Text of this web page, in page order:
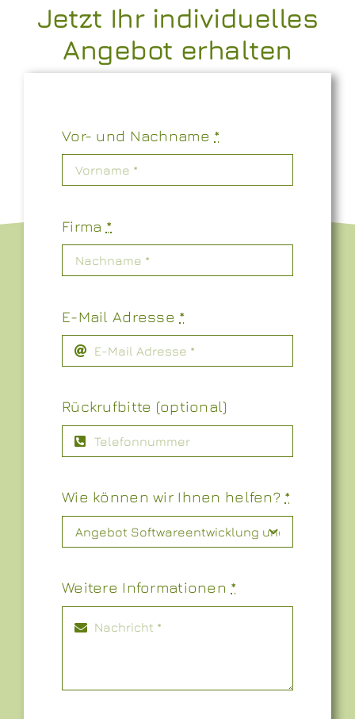
Jetzt Ihr individuelles
Angebot erhalten
Vor- und Nachname *
Firma *
E-Mail Adresse *
Rückrufbitte (optional)
Wie können wir Ihnen helfen? *
Weitere Informationen *